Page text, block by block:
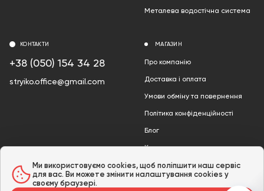
Металева водостічна система
МАГАЗИН
Про компанію
Доставка і оплата
Умови обміну та повернення
Політика конфіденційності
Блог
Контакти
Акції
КОНТАКТИ
+38 (050) 154 34 28
stryiko.office@gmail.com
Ми використовуємо cookies, щоб поліпшити наш сервіс
для вас. Ви можете змінити налаштування cookies у
своєму браузері.